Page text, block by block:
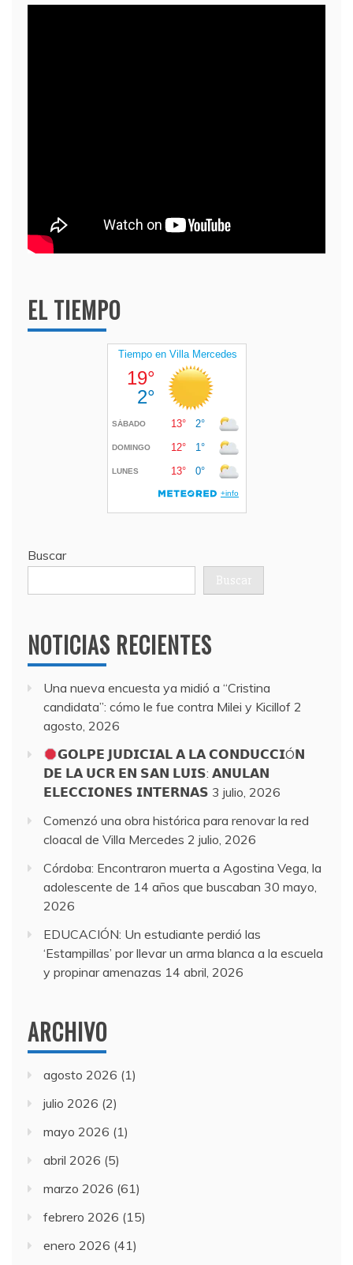
EL TIEMPO
Buscar
Buscar
NOTICIAS RECIENTES
Una nueva encuesta ya midió a “Cristina
candidata”: cómo le fue contra Milei y Kicillof 2
agosto, 2026
𝗚𝗢𝗟𝗣𝗘 𝗝𝗨𝗗𝗜𝗖𝗜𝗔𝗟 𝗔 𝗟𝗔 𝗖𝗢𝗡𝗗𝗨𝗖𝗖𝗜Ó𝗡
𝗗𝗘 𝗟𝗔 𝗨𝗖𝗥 𝗘𝗡 𝗦𝗔𝗡 𝗟𝗨𝗜𝗦: 𝗔𝗡𝗨𝗟𝗔𝗡
𝗘𝗟𝗘𝗖𝗖𝗜𝗢𝗡𝗘𝗦 𝗜𝗡𝗧𝗘𝗥𝗡𝗔𝗦 3 julio, 2026
Comenzó una obra histórica para renovar la red
cloacal de Villa Mercedes 2 julio, 2026
Córdoba: Encontraron muerta a Agostina Vega, la
adolescente de 14 años que buscaban 30 mayo,
2026
EDUCACIÓN: Un estudiante perdió las
‘Estampillas’ por llevar un arma blanca a la escuela
y propinar amenazas 14 abril, 2026
ARCHIVO
agosto 2026 (1)
julio 2026 (2)
mayo 2026 (1)
abril 2026 (5)
marzo 2026 (61)
febrero 2026 (15)
enero 2026 (41)